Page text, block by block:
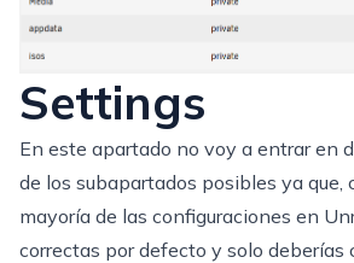
Settings
En este apartado no voy a entrar en
de los subapartados posibles ya que,
mayoría de las configuraciones en
correctas por defecto y solo deberías